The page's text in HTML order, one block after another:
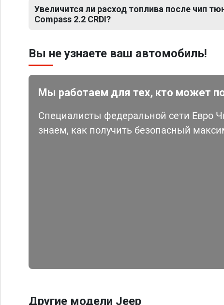
Увеличится ли расход топлива после чип
Compass 2.2 CRDI?
Вы не узнаете ваш автомобиль!
Мы работаем для тех, кто может
Специалисты федеральной сети Евро
знаем, как получить безопасный
Другие модели Jeep